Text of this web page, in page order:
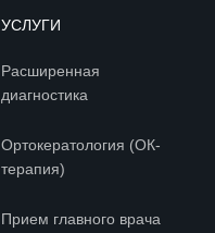
УСЛУГИ
Расширенная
диагностика
Ортокератология (ОК-
терапия)
Прием главного врача